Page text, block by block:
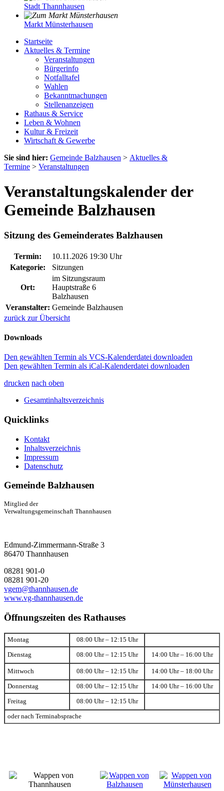
Stadt Thannhausen
Markt Münsterhausen
Startseite
Aktuelles & Termine
Veranstaltungen
Bürgerinfo
Notfalltafel
Wahlen
Bekanntmachungen
Stellenanzeigen
Rathaus & Service
Leben & Wohnen
Kultur & Freizeit
Wirtschaft & Gewerbe
Sie sind hier: Gemeinde Balzhausen > Aktuelles &
Termine > Veranstaltungen
Veranstaltungskalender der
Gemeinde Balzhausen
Sitzung des Gemeinderates Balzhausen
Termin:
10.11.2026 19:30 Uhr
Kategorie:
Sitzungen
Ort:
im Sitzungsraum
Hauptstraße 6
Balzhausen
Veranstalter: Gemeinde Balzhausen
zurück zur Übersicht
Downloads
Den gewählten Termin als VCS-Kalenderdatei downloaden
Den gewählten Termin als iCal-Kalenderdatei downloaden
drucken nach oben
Gesamtinhaltsverzeichnis
Quicklinks
Kontakt
Inhaltsverzeichnis
Impressum
Datenschutz
Gemeinde Balzhausen
Mitglied der
Verwaltungsgemeinschaft Thannhausen
Edmund-Zimmermann-Straße 3
86470 Thannhausen
08281 901-0
08281 901-20
vgem@thannhausen.de
www.vg-thannhausen.de
Öffnungszeiten des Rathauses
Montag 08:00 Uhr – 12:15 Uhr
Dienstag 08:00 Uhr – 12:15 Uhr 14:00 Uhr – 16:00 Uhr
Mittwoch 08:00 Uhr – 12:15 Uhr 14:00 Uhr – 18:00 Uhr
Donnerstag 08:00 Uhr – 12:15 Uhr 14:00 Uhr – 16:00 Uhr
Freitag 08:00 Uhr – 12:15 Uhr
oder nach Terminabsprache